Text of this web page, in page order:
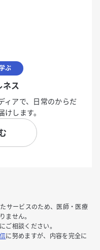
ぶ
ネス
ィアで、日常のからだ
します。
サービスのため、医師・医療
ません。
にご相談ください。
に努めますが、内容を完全に